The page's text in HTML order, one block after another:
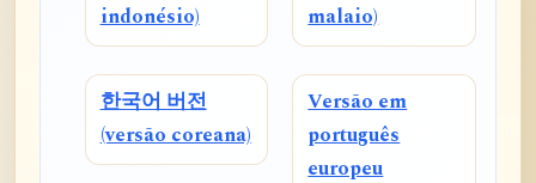
indonésio)
malaio)
한국어 버전
(versão coreana)
Versão em
português
europeu